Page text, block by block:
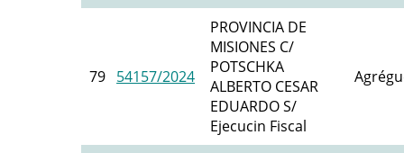
79 54157/2024
PROVINCIA DE
MISIONES C/
POTSCHKA
ALBERTO CESAR
EDUARDO S/
Ejecucin Fiscal